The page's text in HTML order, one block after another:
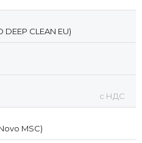
CLEAN EU)
с НДС
MSC)